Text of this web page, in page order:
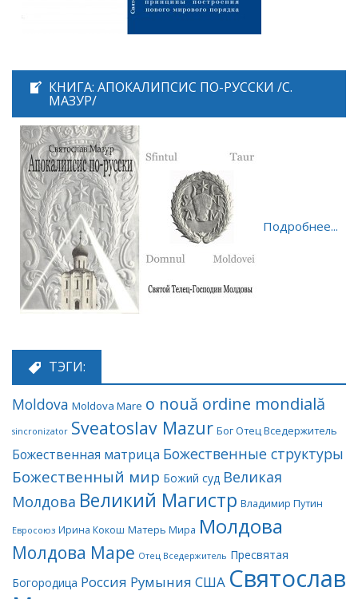
КНИГА: АПОКАЛИПСИС ПО-РУССКИ /С.
МАЗУР/
Подробнее...
ТЭГИ:
Moldova Moldova Mare o nouă ordine mondială
sincronizator Sveatoslav Mazur Бог Отец Вседержитель
Божественная матрица Божественные структуры
Божественный мир Божий суд Великая
Молдова Великий Магистр Владимир Путин
Евросоюз Ирина Кокош Матерь Мира Молдова
Молдова Маре Отец Вседержитель Пресвятая
Богородица Россия Румыния США Святослав